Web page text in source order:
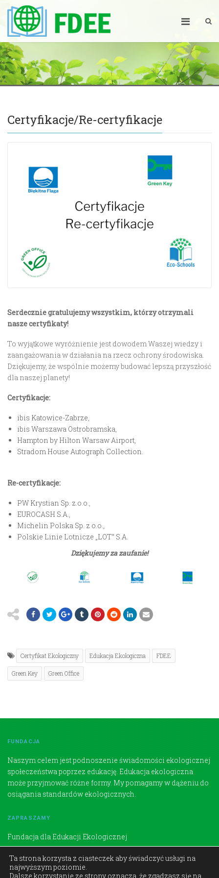
Certyfikacje/Re-certyfikacje
Serdecznie gratulujemy wszystkim, którzy otrzymali
nasze certyfikaty!
To wyjątkowe wyróżnienie jest dowodem Waszej wiedzy i
zaangażowania w działania na rzecz ochrony środowiska.
Dziękujemy, że wspólnie możemy budować lepszą przyszłość
dla naszej planety!
Certyfikacje:
ibis Katowice-Zabrze,
ibis Warszawa Ostrobramska,
Hampton by Hilton Warsaw Airport,
Stradom House Autograph Collection.
Re-certyfikacje:
PW Krystian Sp. z.o.o.,
EUROCASH S.A.,
Michelin Polska Sp. z o.o.,
Polskie Linie Lotnicze „LOT” S.A.
Dziękujemy za zaufanie!
Certyfikat Ekologiczny Edukacja Ekologiczna FDEE
Green Key Green Office
FUNDACJA
Naszym celem jest podnoszenie świadomości ekologicznej
społeczeństwa poprzez edukację. Edukacja ekologiczna
może przyjmować różne formy. My pomagamy w dążeniu do
osiągania standardów ekologicznych.
ZAPRASZAMY
Fundacja dla Edukacji Ekologicznej
Aleja Powstania Warszawskiego, 31-539 Kraków
Ta strona korzysta z ciasteczek aby świadczyć usługi na
najwyższym poziomie.
Dalsze korzystanie ze strony oznacza, że zgadzasz się na